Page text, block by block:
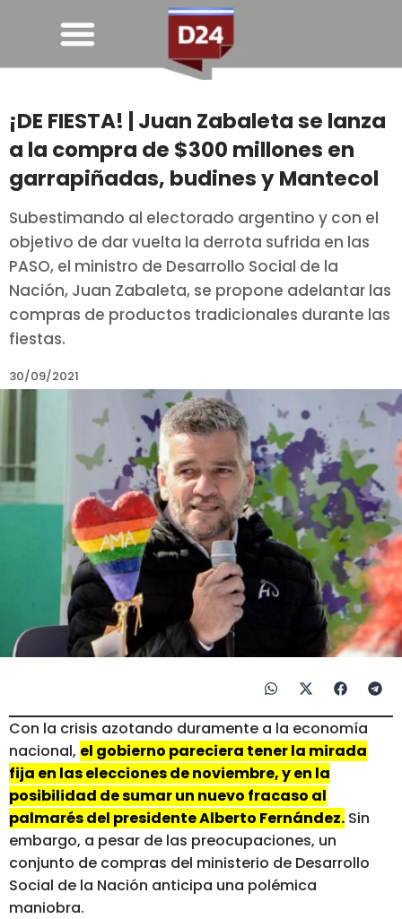
¡DE FIESTA! | Juan Zabaleta se lanza
a la compra de $300 millones en
garrapiñadas, budines y Mantecol
Subestimando al electorado argentino y con el
objetivo de dar vuelta la derrota sufrida en las
PASO, el ministro de Desarrollo Social de la
Nación, Juan Zabaleta, se propone adelantar las
compras de productos tradicionales durante las
fiestas.
30/09/2021
Con la crisis azotando duramente a la economía
nacional, el gobierno pareciera tener la mirada
fija en las elecciones de noviembre, y en la
posibilidad de sumar un nuevo fracaso al
palmarés del presidente Alberto Fernández. Sin
embargo, a pesar de las preocupaciones, un
conjunto de compras del ministerio de Desarrollo
Social de la Nación anticipa una polémica
maniobra.